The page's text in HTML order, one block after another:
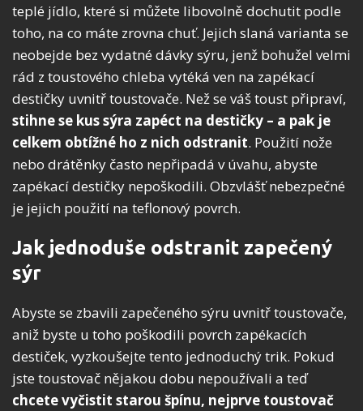
teplé jídlo, které si můžete libovolně dochutit podle
toho, na co máte zrovna chuť. Jejich slaná varianta se
neobejde bez vydatné dávky sýru, jenž bohužel velmi
rád z toustového chleba vytéká ven na zapékací
destičky uvnitř toustovače. Než se váš toust připraví,
stihne se kus sýra zapéct na destičky – a pak je
celkem obtížné ho z nich odstranit. Použití nože
nebo drátěnky často nepřipadá v úvahu, abyste
zapékací destičky nepoškodili. Obzvlášť nebezpečné
je jejich použití na teflonový povrch.
Jak jednoduše odstranit zapečený
sýr
Abyste se zbavili zapečeného sýru uvnitř toustovače,
aniž byste u toho poškodili povrch zapékacích
destiček, vyzkoušejte tento jednoduchý trik. Pokud
jste toustovač nějakou dobu nepoužívali a teď
chcete vyčistit starou špínu, nejprve toustovač